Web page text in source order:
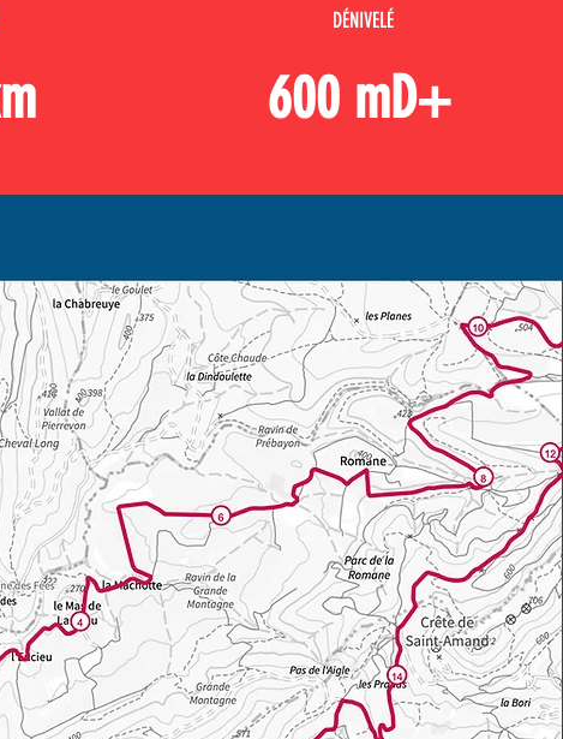
DÉNIVELÉ
600 mD+